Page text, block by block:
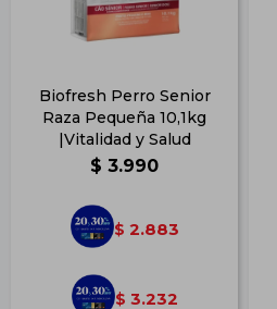
Biofresh Perro Senior
Raza Pequeña 10,1kg
|Vitalidad y Salud
$ 3.990
$ 2.883
$ 3.232